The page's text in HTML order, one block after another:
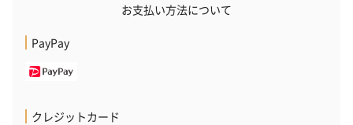
お支払い方法について
PayPay
クレジットカード